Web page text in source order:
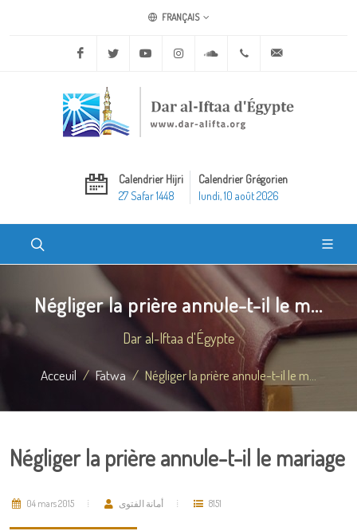
FRANÇAIS
Facebook Twitter Youtube Instagram Soundcloud+20 2 25970400
Calendrier Hijri
27 Safar 1448
Calendrier Grégorien
lundi, 10 août 2026
Négliger la prière annule-t-il le m...
Dar al-Iftaa d'Égypte
Acceuil Fatwa Négliger la prière annule-t-il le m...
Négliger la prière annule-t-il le mariage
04 mars 2015 أمانة الفتوى 8151